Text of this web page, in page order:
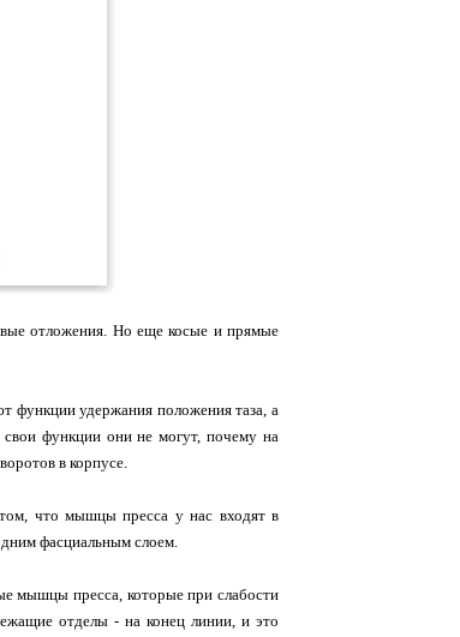
отложения. Но еще косые и прямые
удержания положения таза, а
функции они не могут, почему на
в корпусе.
что мышцы пресса у нас входят в
фасциальным слоем.
мышцы пресса, которые при слабости
отделы - на конец линии, и это